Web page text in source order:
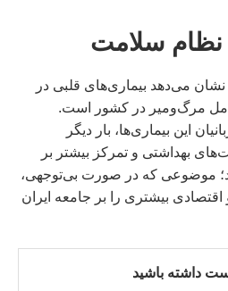
سلامت
می‌دهد بیماری‌های قلبی در
مرگ‌ومیر در کشور است.
این بیماری‌ها، بار دیگر
بهداشتی و تمرکز بیشتر بر
موضوعی که در صورت بی‌توجهی،
اقتصادی بیشتری را بر جامعه ایران
داشته باشید